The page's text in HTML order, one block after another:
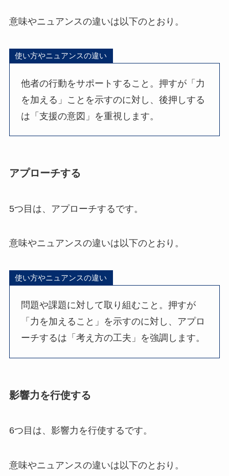
意味やニュアンスの違いは以下のとおり。
使い方やニュアンスの違い
他者の行動をサポートすること。押すが「力
を加える」ことを示すのに対し、後押しする
は「支援の意図」を重視します。
アプローチする
5つ目は、アプローチするです。
意味やニュアンスの違いは以下のとおり。
使い方やニュアンスの違い
問題や課題に対して取り組むこと。押すが
「力を加えること」を示すのに対し、アプロ
ーチするは「考え方の工夫」を強調します。
影響力を行使する
6つ目は、影響力を行使するです。
意味やニュアンスの違いは以下のとおり。